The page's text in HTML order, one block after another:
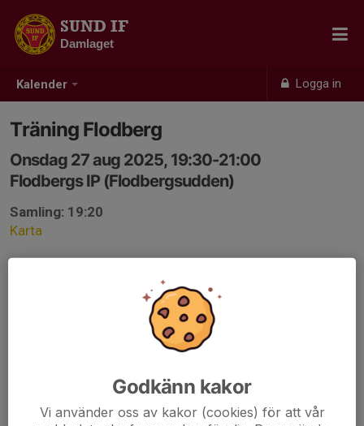
Kalender Logga in
SUND IF
Damlaget
Träning Flodberg
Onsdag 27 aug 2025, 19:30-21:00
Flodbergs IP (Flodbergsudden)
Samling: 19:20
Karta
Godkänn kakor
Vi använder oss av kakor (cookies) för att vår